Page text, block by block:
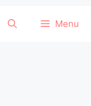
Menu